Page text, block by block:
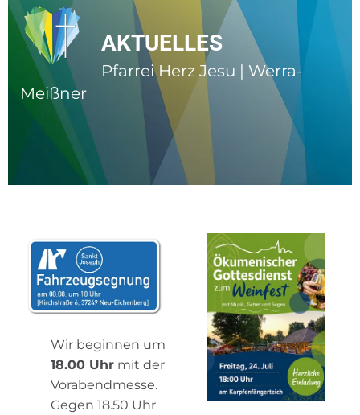
AKTUELLES
Pfarrei Herz Jesu | Werra-
Meißner
Wir beginnen um
18.00 Uhr mit der
Vorabendmesse.
Gegen 18.50 Uhr